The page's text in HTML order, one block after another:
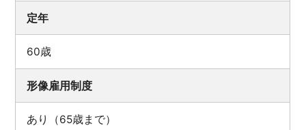
定年
60歳
形像雇用制度
あり（65歳まで）